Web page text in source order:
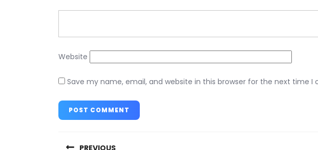
Website
Save my name, email, and website in this browser for the next time I
navigation